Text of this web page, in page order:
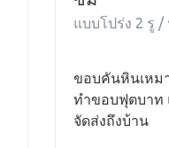
แบบโปร่ง 2 รู
ขอบคันหินเหม
ทำขอบฟุตบาท
จัดส่งถึงบ้าน